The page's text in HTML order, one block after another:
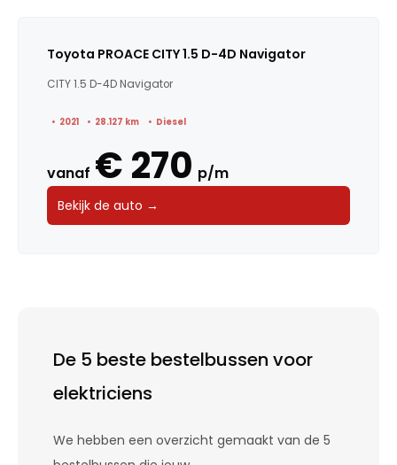
Toyota PROACE CITY 1.5 D-4D Navigator
CITY 1.5 D-4D Navigator
2021 28.127 km Diesel
vanaf € 270 p/m
Bekijk de auto →
De 5 beste bestelbussen voor
elektriciens
We hebben een overzicht gemaakt van de 5